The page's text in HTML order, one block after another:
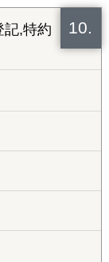
10.
記,特約